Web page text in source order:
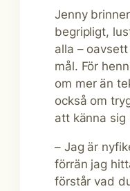
Jenny
begripligt,
alla –
mål. För
om mer än
också om
att känna sig
– Jag är
förrän jag
förstår vad